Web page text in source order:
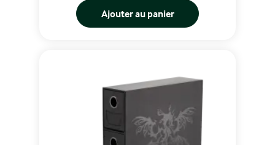
Ajouter au panier